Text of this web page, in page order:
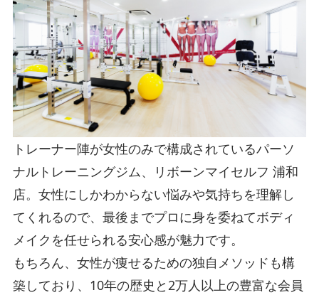
トレーナー陣が女性のみで構成されているパーソ
ナルトレーニングジム、リボーンマイセルフ 浦和
店。女性にしかわからない悩みや気持ちを理解し
てくれるので、最後までプロに身を委ねてボディ
メイクを任せられる安心感が魅力です。
もちろん、女性が痩せるための独自メソッドも構
築しており、10年の歴史と2万人以上の豊富な会員